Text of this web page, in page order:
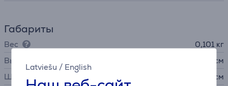
Latviešu / English
Габариты
Вес
0,101 кг
Высота
10,7 см
Ширина
6,18 см